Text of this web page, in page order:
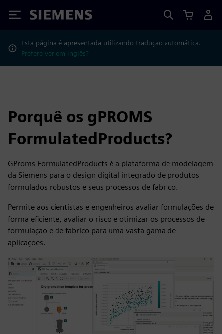
Siemens
Esta página é apresentada utilizando tradução automática.
Prefere ver em inglês?
Porquê os gPROMS
FormulatedProducts?
GProms FormulatedProducts é a plataforma de modelagem
da Siemens para o design digital integrado de produtos
formulados robustos e seus processos de fabrico.
Permite aos cientistas e engenheiros avaliar formulações de
forma eficiente, avaliar o risco e otimizar os processos de
formulação e de fabrico para uma vasta gama de
aplicações.